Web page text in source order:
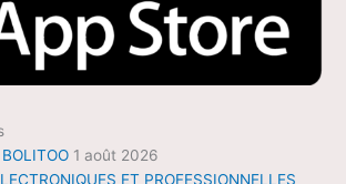
1 août 2026
ET PROFESSIONNELLES